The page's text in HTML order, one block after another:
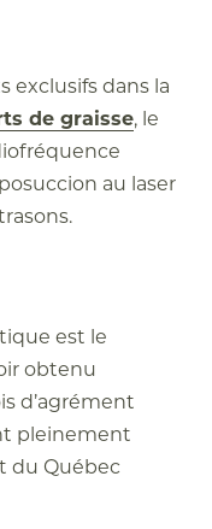
exclusifs dans la
de graisse, le
au laser
est le
obtenu
d’agrément
pleinement
du Québec